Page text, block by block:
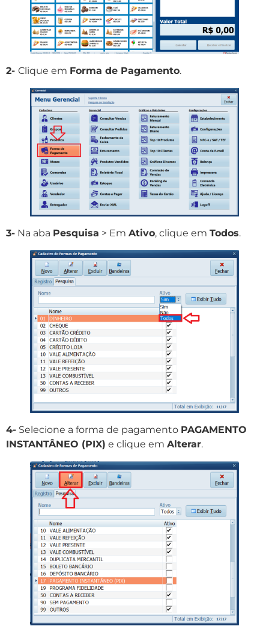
2- Clique em Forma de Pagamento.
3- Na aba Pesquisa > Em Ativo, clique em Todos.
4- Selecione a forma de pagamento PAGAMENTO
INSTANTÂNEO (PIX) e clique em Alterar.